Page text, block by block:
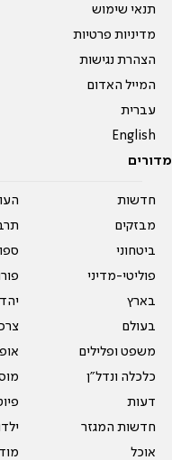
תנאי שימוש
מדיניות פרטיות
הצהרת נגישות
המייל האדום
עברית
English
מדורים
חדשות
מבזקים
ביטחוני
פוליטי-מדיני
בארץ
בעולם
משפט ופלילים
כלכלה ונדל"ן
דעות
חדשות המגזר
אוכל